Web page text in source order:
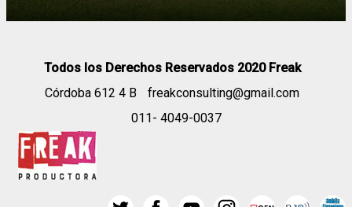
Todos los Derechos Reservados 2020 Freak
Córdoba 612 4 B
freakconsulting@gmail.com
011- 4049-0037